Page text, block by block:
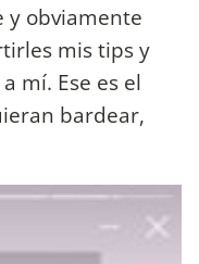
y obviamente
mis tips y
mí. Ese es el
bardear,